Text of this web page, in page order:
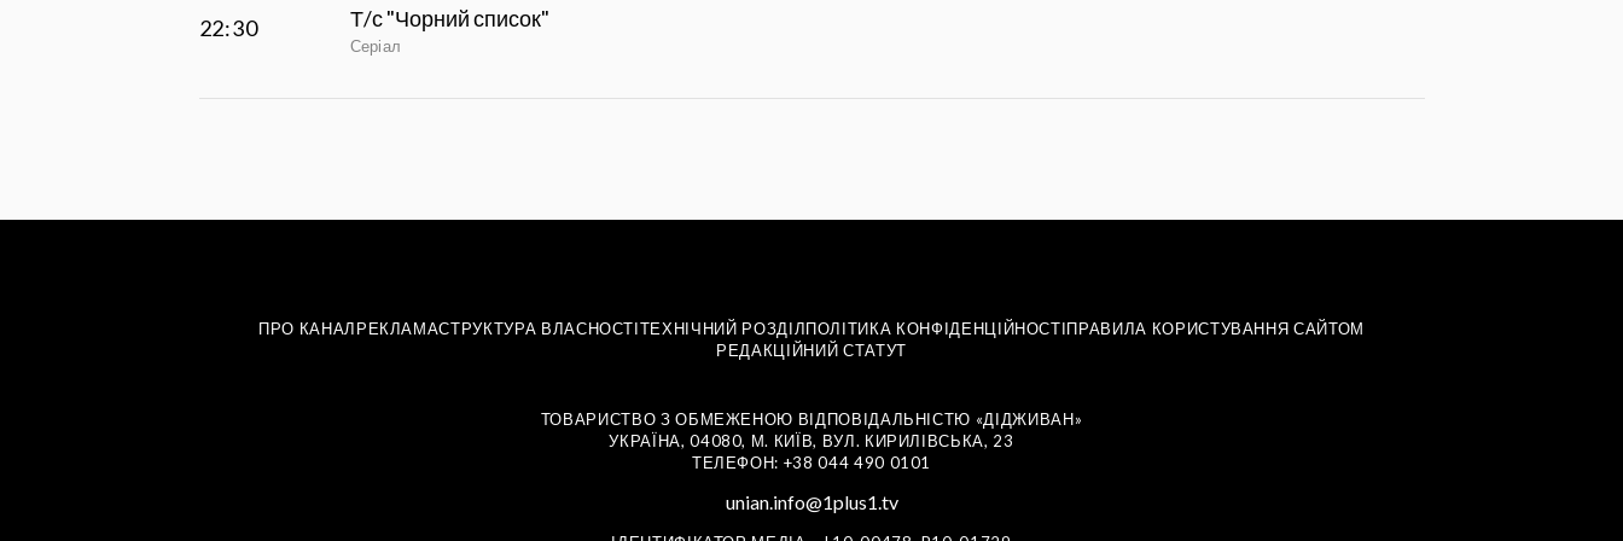
22:30 Т/с "Чорний список"
Серіал
ПРО КАНАЛРЕКЛАМАСТРУКТУРА ВЛАСНОСТІТЕХНІЧНИЙ РОЗДІЛПОЛІТИКА КОНФІДЕНЦІЙНОСТІПРАВИЛА КОРИСТУВАННЯ САЙТОМ
РЕДАКЦІЙНИЙ СТАТУТ
ТОВАРИСТВО З ОБМЕЖЕНОЮ ВІДПОВІДАЛЬНІСТЮ «ДІДЖИВАН»
УКРАЇНА, 04080, М. КИЇВ, ВУЛ. КИРИЛІВСЬКА, 23
ТЕЛЕФОН: +38 044 490 0101
unian.info@1plus1.tv